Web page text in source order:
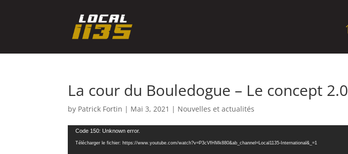
La cour du Bouledogue – Le concept 2.0
by Patrick Fortin | Mai 3, 2021 | Nouvelles et actualités
Lecteur
vidéo
Code 150: Unknown error.
Télécharger le fichier: https://www.youtube.com/watch?v=P3cVfHMk880&ab_channel=Local1135-International&_=1